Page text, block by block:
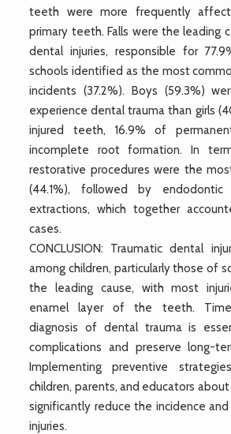
teeth were more frequently
primary teeth. Falls were the leading
dental injuries, responsible for
schools identified as the most
incidents (37.2%). Boys (59.3%)
experience dental trauma than girls
injured teeth, 16.9% of
incomplete root formation. In
restorative procedures were the
(44.1%), followed by endodontic
extractions, which together
cases.
CONCLUSION: Traumatic dental
among children, particularly those of
the leading cause, with most
enamel layer of the teeth.
diagnosis of dental trauma is
complications and preserve long-
Implementing preventive
children, parents, and educators
significantly reduce the incidence
injuries.